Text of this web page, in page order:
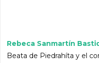
Rebeca Sanmartín
Beata de Piedrahíta y el